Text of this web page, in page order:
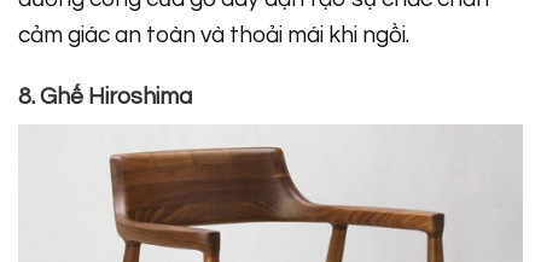
cảm giác an toàn và thoải mái khi ngồi.
8. Ghế Hiroshima